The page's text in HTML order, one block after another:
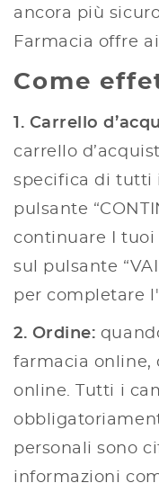
ancora più
Farmacia offre
Come
1. Carrello
carrello
specifica di tutti
pulsante
continuare I
sul pulsante
per completare
2. Ordine:
farmacia online,
online. Tutti i
personali sono
informazioni